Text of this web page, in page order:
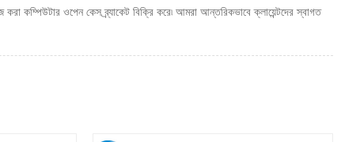
কম্পিউটার ওপেন কেস ব্র্যাকেট বিক্রি করে৷ আমরা আন্তরিকভাবে ক্লায়েন্টদের স্বাগত